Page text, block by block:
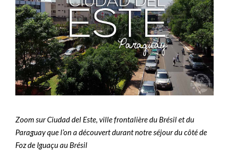
Zoom sur Ciudad del Este, ville frontalière du Brésil et du
Paraguay que l’on a découvert durant notre séjour du côté de
Foz de Iguaçu au Brésil